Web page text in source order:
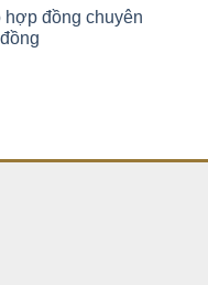
hợp đồng chuyên